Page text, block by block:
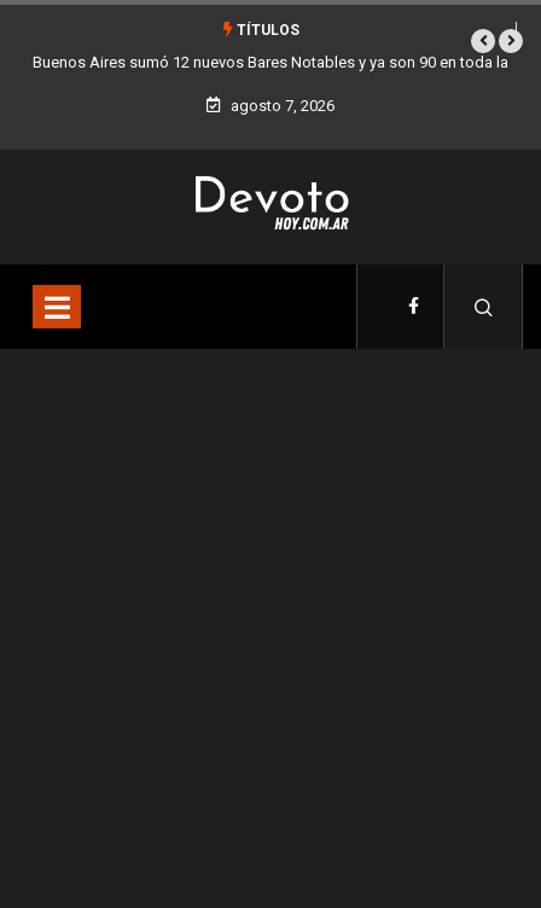
TÍTULOS
ya son 90 en toda la Los stands móviles de la Ciudad llegan esta
agosto 7, 2026